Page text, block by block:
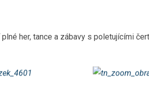
her, tance a zábavy s poletujícími